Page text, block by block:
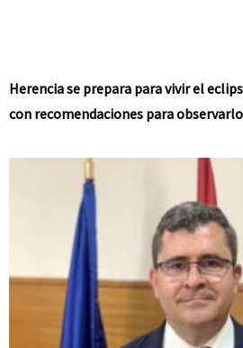
Herencia se prepara para vivir el
con recomendaciones para